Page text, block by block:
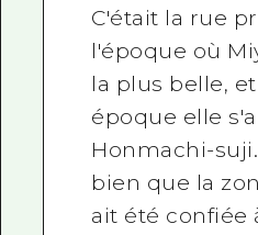
C'était la rue
l'époque où
la plus belle,
époque elle
Honmachi-
bien que la
ait été confiée